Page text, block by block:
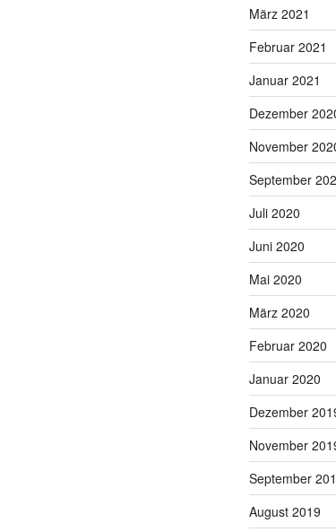
März 2021
Februar 2021
Januar 2021
Dezember
November
September
Juli 2020
Juni 2020
Mai 2020
März 2020
Februar 2020
Januar 2020
Dezember
November
September
August 2019